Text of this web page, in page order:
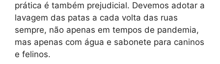
prática é também prejudicial. Devemos adotar a
lavagem das patas a cada volta das ruas
sempre, não apenas em tempos de pandemia,
mas apenas com água e sabonete para caninos
e felinos.